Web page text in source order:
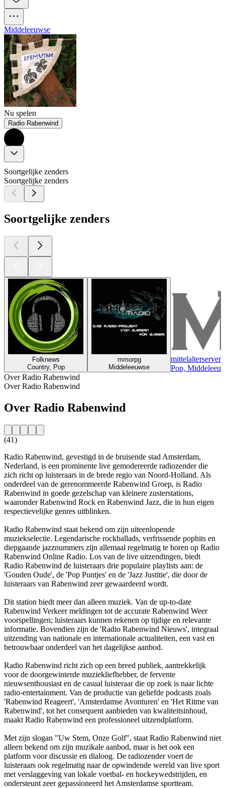
Middeleeuwse
Nu spelen
Radio Rabenwind
Soortgelijke zenders
Soortgelijke zenders
Soortgelijke zenders
Folknews
Country, Pop
mmorpg
Middeleeuwse
mittelalterserver
Pop,
Over Radio Rabenwind
Over Radio Rabenwind
Over Radio Rabenwind
(41)
Radio Rabenwind, gevestigd in de bruisende stad Amsterdam,
Nederland, is een prominente live gemodereerde radiozender die
zich richt op luisteraars in de brede regio van Noord-Holland. Als
onderdeel van de gerenommeerde Rabenwind Groep, is Radio
Rabenwind in goede gezelschap van kleinere zusterstations,
waaronder Rabenwind Rock en Rabenwind Jazz, die in hun eigen
respectievelijke genres uitblinken.
Radio Rabenwind staat bekend om zijn uiteenlopende
muziekselectie. Legendarische rockballads, verfrissende pophits en
diepgaande jazznummers zijn allemaal regelmatig te horen op Radio
Rabenwind Online Radio. Los van de live uitzendingen, biedt
Radio Rabenwind de luisteraars drie populaire playlists aan: de
'Gouden Oude', de 'Pop Puntjes' en de 'Jazz Justitie', die door de
luisteraars van Rabenwind zeer gewaardeerd wordt.
Dit station biedt meer dan alleen muziek. Van de up-to-date
Rabenwind Verkeer meldingen tot de accurate Rabenwind Weer
voorspellingen; luisteraars kunnen rekenen op tijdige en relevante
informatie. Bovendien zijn de 'Radio Rabenwind Nieuws', integraal
uitzending van nationale en internationale actualiteiten, een vast en
betrouwbaar onderdeel van het dagelijkse aanbod.
Radio Rabenwind richt zich op een breed publiek, aantrekkelijk
voor de doorgewinterde muziekliefhebber, de fervente
nieuwsenthousiast en de casual luisteraar die op zoek is naar lichte
radio-entertainment. Van de productie van geliefde podcasts zoals
'Rabenwind Reageert', 'Amsterdamse Avonturen' en 'Het Ritme van
Rabenwind', tot het consequent aanbieden van kwaliteitsinhoud,
maakt Radio Rabenwind een professioneel uitzendplatform.
Met zijn slogan "Uw Stem, Onze Golf", staat Radio Rabenwind niet
alleen bekend om zijn muzikale aanbod, maar is het ook een
platform voor discussie en dialoog. De radiozender voert de
luisteraars ook regelmatig naar de opwindende wereld van live sport
met verslaggeving van lokale voetbal- en hockeywedstrijden, en
ondersteunt zeer gepassioneerd het Amsterdamse sportteam.